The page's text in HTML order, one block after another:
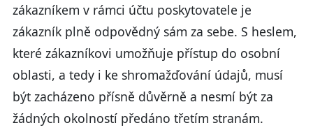
zákazníkem v rámci účtu poskytovatele je
zákazník plně odpovědný sám za sebe. S heslem,
které zákazníkovi umožňuje přístup do osobní
oblasti, a tedy i ke shromažďování údajů, musí
být zacházeno přísně důvěrně a nesmí být za
žádných okolností předáno třetím stranám.